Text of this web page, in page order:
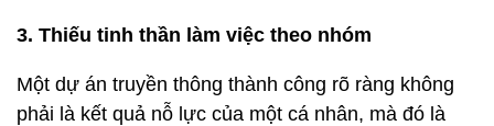
3. Thiếu tinh thần làm việc theo nhóm
Một dự án truyền thông thành công rõ ràng không
phải là kết quả nỗ lực của một cá nhân, mà đó là